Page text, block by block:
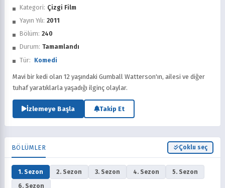
İzledim
Favorilere Ekle
Sonra İzle
Kategori: Çizgi Film
Yayın Yılı: 2011
Bölüm: 240
Durum: Tamamlandı
Tür: Komedi
Mavi bir kedi olan 12 yaşındaki Gumball Watterson'ın, ailesi ve diğer
tuhaf yaratıklarla yaşadığı ilginç olaylar.
İzlemeye Başla Takip Et
BÖLÜMLER Çoklu seç
1. Sezon 2. Sezon 3. Sezon 4. Sezon
5. Sezon
6. Sezon